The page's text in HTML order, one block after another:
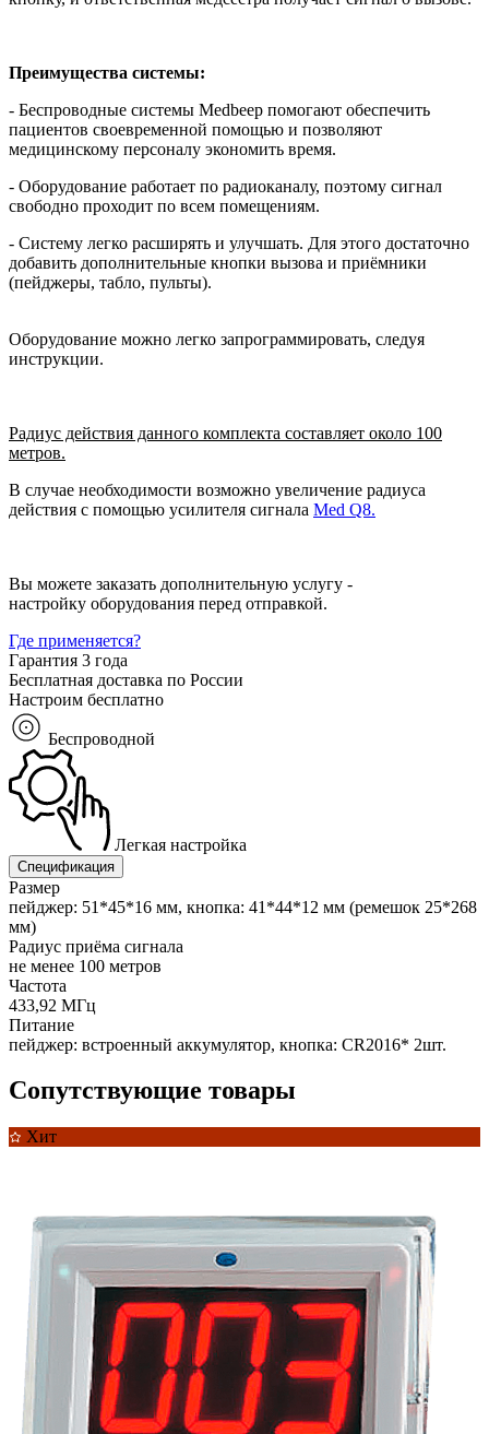
Преимущества системы:
- Беспроводные системы Medbeep помогают обеспечить
пациентов своевременной помощью и позволяют
медицинскому персоналу экономить время.
- Оборудование работает по радиоканалу, поэтому сигнал
свободно проходит по всем помещениям.
- Систему легко расширять и улучшать. Для этого достаточно
добавить дополнительные кнопки вызова и приёмники
(пейджеры, табло, пульты).
Оборудование можно легко запрограммировать, следуя
инструкции.
Радиус действия данного комплекта составляет около 100
метров.
В случае необходимости возможно увеличение радиуса
действия с помощью усилителя сигнала Med Q8.
Вы можете заказать дополнительную услугу -
настройку оборудования перед отправкой.
Где применяется?
Гарантия 3 года
Бесплатная доставка по России
Настроим бесплатно
Беспроводной
Легкая настройка
Спецификация
Размер
пейджер: 51*45*16 мм, кнопка: 41*44*12 мм (ремешок 25*268
мм)
Радиус приёма сигнала
не менее 100 метров
Частота
433,92 МГц
Питание
пейджер: встроенный аккумулятор, кнопка: CR2016* 2шт.
Сопутствующие товары
Хит